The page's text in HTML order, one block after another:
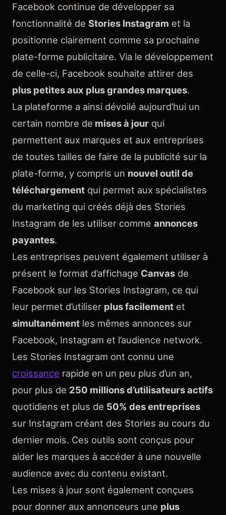
Facebook continue de développer sa
fonctionnalité de Stories Instagram et la
positionne clairement comme sa prochaine
plate-forme publicitaire. Via le développement
de celle-ci, Facebook souhaite attirer des
plus petites aux plus grandes marques.
La plateforme a ainsi dévoilé aujourd’hui un
certain nombre de mises à jour qui
permettent aux marques et aux entreprises
de toutes tailles de faire de la publicité sur la
plate-forme, y compris un nouvel outil de
téléchargement qui permet aux spécialistes
du marketing qui créés déjà des Stories
Instagram de les utiliser comme annonces
payantes.
Les entreprises peuvent également utiliser à
présent le format d’affichage Canvas de
Facebook sur les Stories Instagram, ce qui
leur permet d’utiliser plus facilement et
simultanément les mêmes annonces sur
Facebook, Instagram et l’audience network.
Les Stories Instagram ont connu une
croissance rapide en un peu plus d’un an,
pour plus de 250 millions d’utilisateurs actifs
quotidiens et plus de 50% des entreprises
sur Instagram créant des Stories au cours du
dernier mois. Ces outils sont conçus pour
aider les marques à accéder à une nouvelle
audience avec du contenu existant.
Les mises à jour sont également conçues
pour donner aux annonceurs une plus